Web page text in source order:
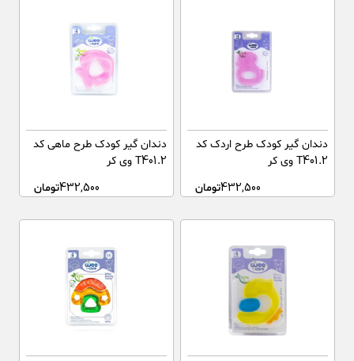
دندان گیر کودک طرح اردک کد
T401.2 وی کر
432,500تومان
دندان گیر کودک طرح ماهی کد
T401.2 وی کر
432,500تومان